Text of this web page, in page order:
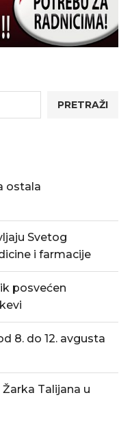
PRETRAŽI
ostala
Svetog
i farmacije
posvećen
8. do 12. avgusta
Talijana u